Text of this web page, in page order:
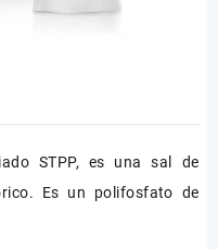
STPP, es una sal de
Es un polifosfato de